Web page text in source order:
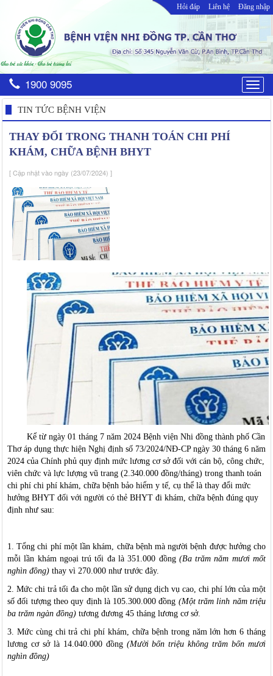
Hỏi đáp Liên hệ Đăng nhập
1900 9095
TIN TỨC BỆNH VIỆN
THAY ĐỔI TRONG THANH TOÁN CHI PHÍ
KHÁM, CHỮA BỆNH BHYT
[ Cập nhật vào ngày (23/07/2024) ]
Kể từ ngày 01 tháng 7 năm 2024 Bệnh viện Nhi đồng thành phố Cần
Thơ áp dụng thực hiện Nghị định số 73/2024/NĐ-CP ngày 30 tháng 6 năm
2024 của Chính phủ quy định mức lương cơ sở đối với cán bộ, công chức,
viên chức và lực lượng vũ trang (2.340.000 đồng/tháng) trong thanh toán
chi phí chi phí khám, chữa bệnh bảo hiểm y tế, cụ thể là thay đổi mức
hưởng BHYT đối với người có thẻ BHYT đi khám, chữa bệnh đúng quy
định như sau:
1.Tổng chi phí một lần khám, chữa bệnh mà người bệnh được hưởng cho
mỗi lần khám ngoại trú tối đa là 351.000 đồng (Ba trăm năm mươi mốt
nghìn đồng) thay vì 270.000 như trước đây.
2. Mức chi trả tối đa cho một lần sử dụng dịch vụ cao, chi phí lớn của một
số đối tượng theo quy định là 105.300.000 đồng (Một trăm linh năm triệu
ba trăm ngàn đồng) tương đương 45 tháng lương cơ sở.
3. Mức cùng chi trả chi phí khám, chữa bệnh trong năm lớn hơn 6 tháng
lương cơ sở là 14.040.000 đồng (Mười bốn triệu không trăm bốn mươi
nghìn đồng)